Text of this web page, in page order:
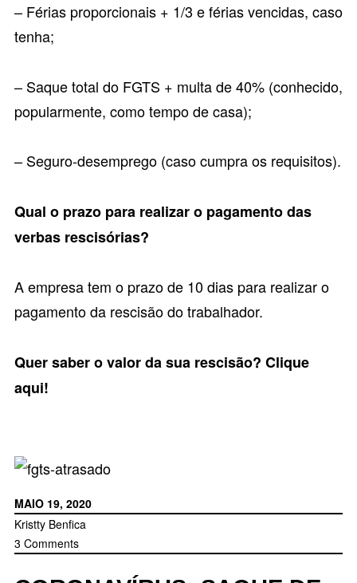
– Férias proporcionais + 1/3 e férias vencidas, caso
tenha;
– Saque total do FGTS + multa de 40% (conhecido,
popularmente, como tempo de casa);
– Seguro-desemprego (caso cumpra os requisitos).
Qual o prazo para realizar o pagamento das
verbas rescisórias?
A empresa tem o prazo de 10 dias para realizar o
pagamento da rescisão do trabalhador.
Quer saber o valor da sua rescisão? Clique
aqui!
MAIO 19, 2020
Kristty Benfica
3 Comments